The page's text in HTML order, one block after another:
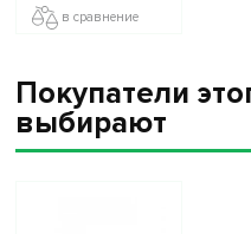
в сравнение
Покупатели
выбирают